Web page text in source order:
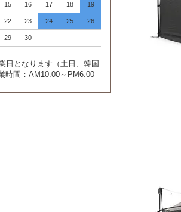
15 16 17 18 19
22 23 24 25 26
29 30
日となります（土日、韓国
時間：AM10:00～PM6:00